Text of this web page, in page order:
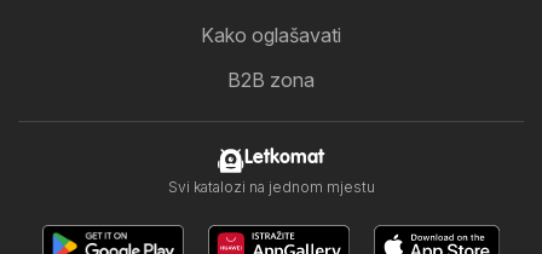
Kako oglašavati
B2B zona
Letkomat
Svi katalozi na jednom mjestu